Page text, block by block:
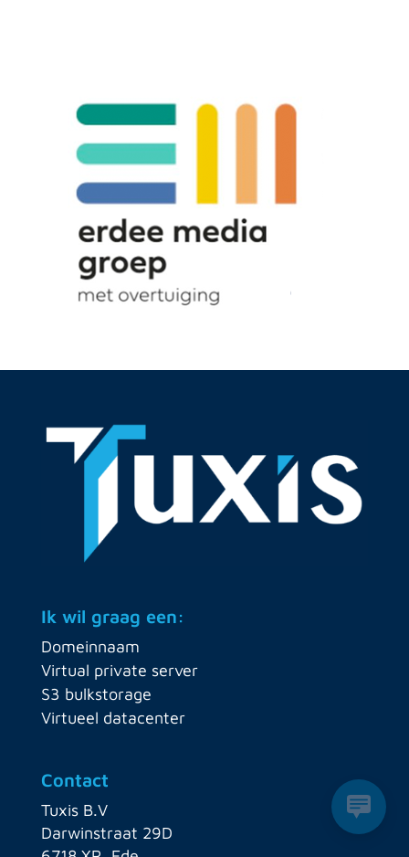
Ik wil graag een:
Domeinnaam
Virtual private server
S3 bulkstorage
Virtueel datacenter
Contact
Tuxis B.V
Darwinstraat 29D